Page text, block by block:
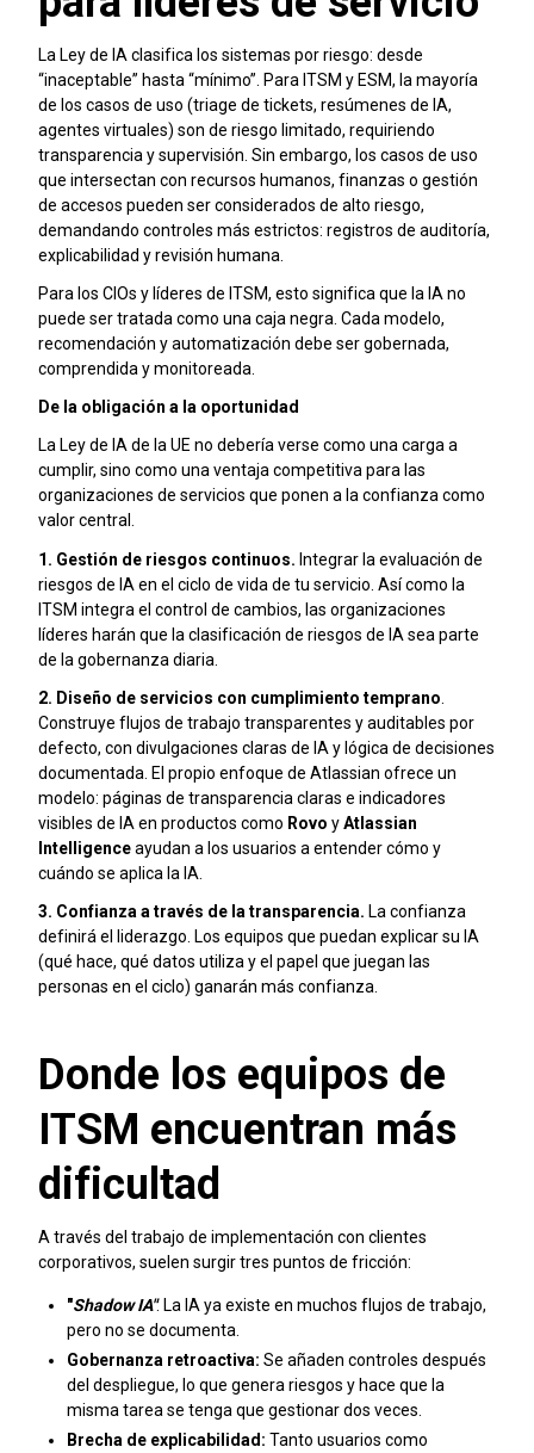
La Ley de IA clasifica los sistemas por riesgo: desde
“inaceptable” hasta “mínimo”. Para ITSM y ESM, la mayoría
de los casos de uso (triage de tickets, resúmenes de IA,
agentes virtuales) son de riesgo limitado, requiriendo
transparencia y supervisión. Sin embargo, los casos de uso
que intersectan con recursos humanos, finanzas o gestión
de accesos pueden ser considerados de alto riesgo,
demandando controles más estrictos: registros de auditoría,
explicabilidad y revisión humana.
Para los CIOs y líderes de ITSM, esto significa que la IA no
puede ser tratada como una caja negra. Cada modelo,
recomendación y automatización debe ser gobernada,
comprendida y monitoreada.
De la obligación a la oportunidad
La Ley de IA de la UE no debería verse como una carga a
cumplir, sino como una ventaja competitiva para las
organizaciones de servicios que ponen a la confianza como
valor central.
1. Gestión de riesgos continuos. Integrar la evaluación de
riesgos de IA en el ciclo de vida de tu servicio. Así como la
ITSM integra el control de cambios, las organizaciones
líderes harán que la clasificación de riesgos de IA sea parte
de la gobernanza diaria.
2. Diseño de servicios con cumplimiento temprano
Construye flujos de trabajo transparentes y auditables por
defecto, con divulgaciones claras de IA y lógica de decisiones
documentada. El propio enfoque de Atlassian ofrece un
modelo: páginas de transparencia claras e indicadores
visibles de IA en productos como Rovo yAtlassian
Intelligenceayudan a los usuarios a entender cómo y
cuándo se aplica la IA.
3. Confianza a través de la transparencia. La confianza
definirá el liderazgo. Los equipos que puedan explicar su IA
(qué hace, qué datos utiliza y el papel que juegan las
personas en el ciclo) ganarán más confianza.
Donde los equipos de
ITSM encuentran más
dificultad
A través del trabajo de implementación con clientes
corporativos, suelen surgir tres puntos de fricción:
"Shadow IA": La IA ya existe en muchos flujos de trabajo,
pero no se documenta.
Gobernanza retroactiva: Se añaden controles después
del despliegue, lo que genera riesgos y hace que la
misma tarea se tenga que gestionar dos veces.
Brecha de explicabilidad: Tanto usuarios como